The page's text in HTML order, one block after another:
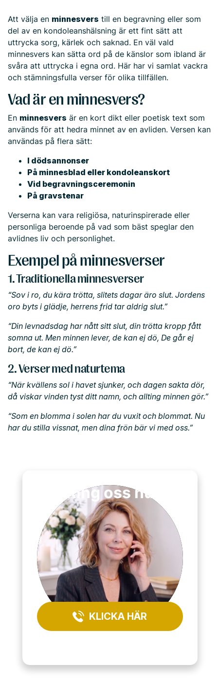
Att välja en minnesvers till en begravning eller som
del av en kondoleanshälsning är ett fint sätt att
uttrycka sorg, kärlek och saknad. En väl vald
minnesvers kan sätta ord på de känslor som ibland är
svåra att uttrycka i egna ord. Här har vi samlat vackra
och stämningsfulla verser för olika tillfällen.
Vad är en minnesvers?
En minnesvers är en kort dikt eller poetisk text som
används för att hedra minnet av en avliden. Versen kan
användas på flera sätt:
I dödsannonser
På minnesblad eller kondoleanskort
Vid begravningsceremonin
På gravstenar
Verserna kan vara religiösa, naturinspirerade eller
personliga beroende på vad som bäst speglar den
avlidnes liv och personlighet.
Exempel på minnesverser
1. Traditionella minnesverser
“Sov i ro, du kära trötta, slitets dagar äro slut. Jordens
oro byts i glädje, herrens frid tar aldrig slut.”
“Din levnadsdag har nått sitt slut, din trötta kropp fått
somna ut. Men minnen lever, de kan ej dö, De går ej
bort, de kan ej dö.”
2. Verser med naturtema
“När kvällens sol i havet sjunker, och dagen sakta dör,
då viskar vinden tyst ditt namn, och allting minnen gör.”
“Som en blomma i solen har du vuxit och blommat. Nu
har du stilla vissnat, men dina frön bär vi med oss.”
Ring oss nu
KLICKA HÄR